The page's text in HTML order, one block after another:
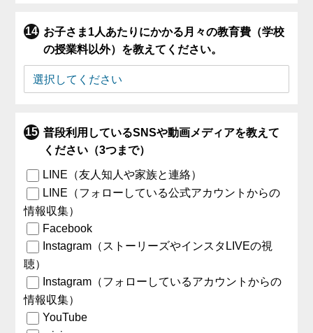
お子さま1人あたりにかかる月々の教育費（学校
の授業料以外）を教えてください。
普段利用しているSNSや動画メディアを教えて
ください（3つまで）
LINE（友人知人や家族と連絡）
LINE（フォローしている公式アカウントからの
情報収集）
Facebook
Instagram（ストーリーズやインスタLIVEの視
聴）
Instagram（フォローしているアカウントからの
情報収集）
YouTube